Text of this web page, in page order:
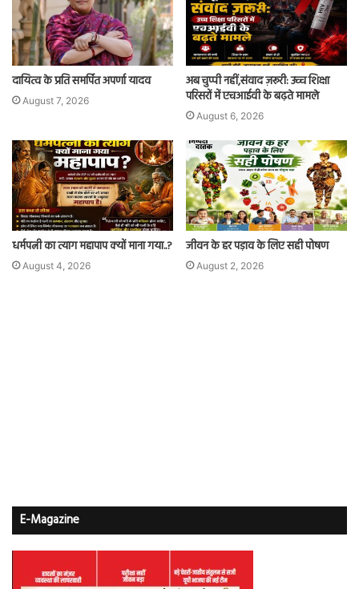
दायित्व के प्रति समर्पित अपर्णा यादव
August 7, 2026
अब चुप्पी नहीं,संवाद ज़रूरी: उच्च शिक्षा
परिसरों में एचआईवी के बढ़ते मामले
August 6, 2026
धर्मपत्नी का त्याग महापाप क्यों माना गया..?
August 4, 2026
जीवन के हर पड़ाव के लिए सही पोषण
August 2, 2026
E-Magazine